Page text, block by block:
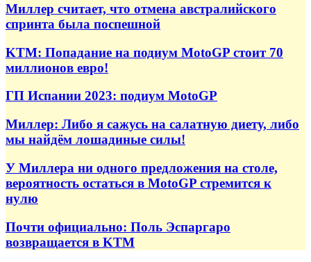
Миллер считает, что отмена австралийского
спринта была поспешной
KTM: Попадание на подиум MotoGP стоит 70
миллионов евро!
ГП Испании 2023: подиум MotoGP
Миллер: Либо я сажусь на салатную диету, либо
мы найдём лошадиные силы!
У Миллера ни одного предложения на столе,
вероятность остаться в MotoGP стремится к
нулю
Почти официально: Поль Эспаргаро
возвращается в KTM